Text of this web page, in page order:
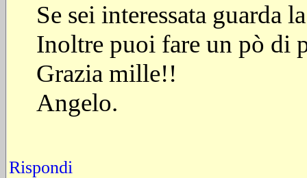
Se sei interessata guarda
Inoltre puoi fare un pò di
Grazia mille!!
Angelo.
Rispondi